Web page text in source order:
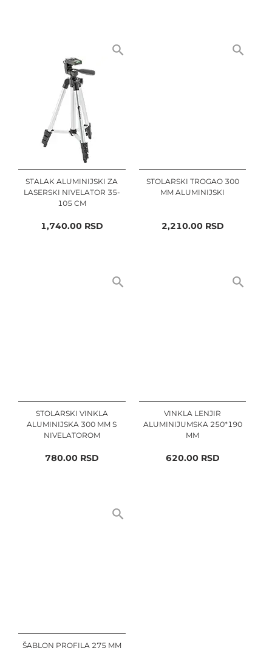
STALAK ALUMINIJSKI ZA
LASERSKI NIVELATOR 35-
105 CM
1,740.00RSD
STOLARSKI TROGAO 300
MM ALUMINIJSKI
2,210.00RSD
STOLARSKI VINKLA
ALUMINIJSKA 300 MM S
NIVELATOROM
780.00RSD
VINKLA LENJIR
ALUMINIJUMSKA 250*190
MM
620.00RSD
ŠABLON PROFILA 275 MM